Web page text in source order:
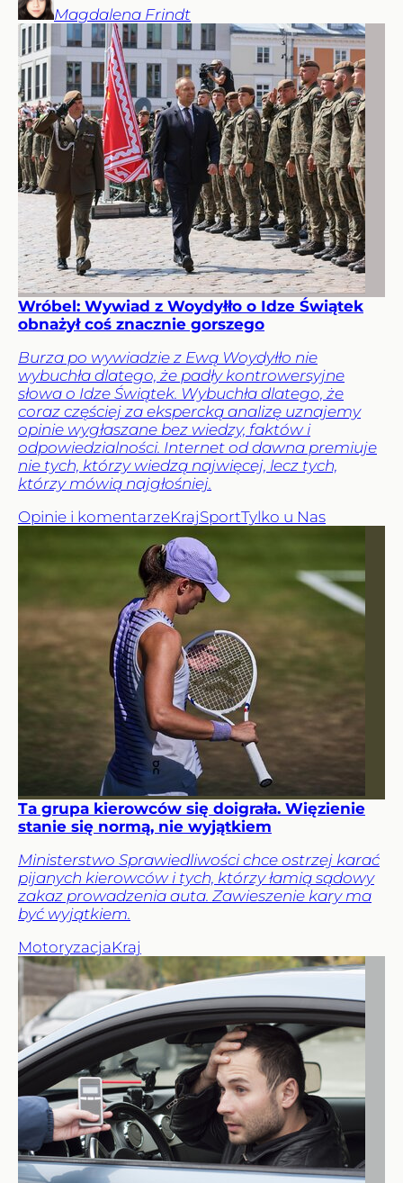
Magdalena Frindt
Wróbel: Wywiad z Woydyłło o Idze Świątek
obnażył coś znacznie gorszego
Burza po wywiadzie z Ewą Woydyłło nie
wybuchła dlatego, że padły kontrowersyjne
słowa o Idze Świątek. Wybuchła dlatego, że
coraz częściej za ekspercką analizę uznajemy
opinie wygłaszane bez wiedzy, faktów i
odpowiedzialności. Internet od dawna premiuje
nie tych, którzy wiedzą najwięcej, lecz tych,
którzy mówią najgłośniej.
Opinie i komentarzeKrajSportTylko u Nas
Ta grupa kierowców się doigrała. Więzienie
stanie się normą, nie wyjątkiem
Ministerstwo Sprawiedliwości chce ostrzej karać
pijanych kierowców i tych, którzy łamią sądowy
zakaz prowadzenia auta. Zawieszenie kary ma
być wyjątkiem.
MotoryzacjaKraj